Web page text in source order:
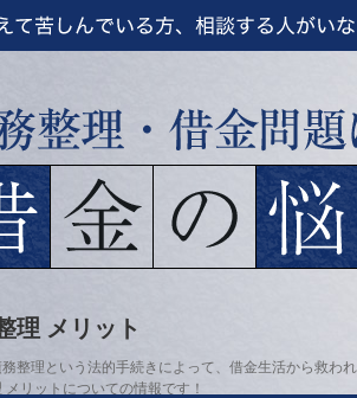
理 メリット
整理という法的手続きによって、借金生活から救わ
メリットについての情報です！